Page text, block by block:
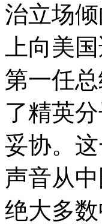
治立场
上向美
第一任
了精英
妥协。
声音从
绝大多